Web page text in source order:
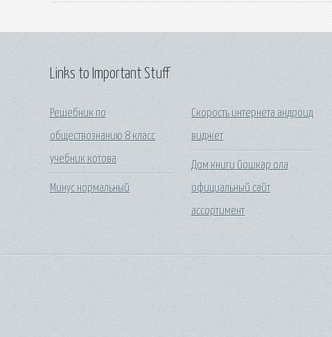
Links to Important Stuff
Решебник по
обществознанию 8 класс
учебник котова
Минус нормальный
Скорость интернета андроид
виджет
Дом книги йошкар ола
официальный сайт
ассортимент